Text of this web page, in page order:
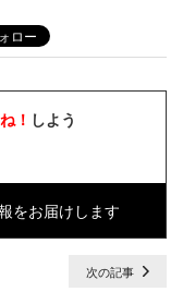
！ しよう
をお届けします
次の記事